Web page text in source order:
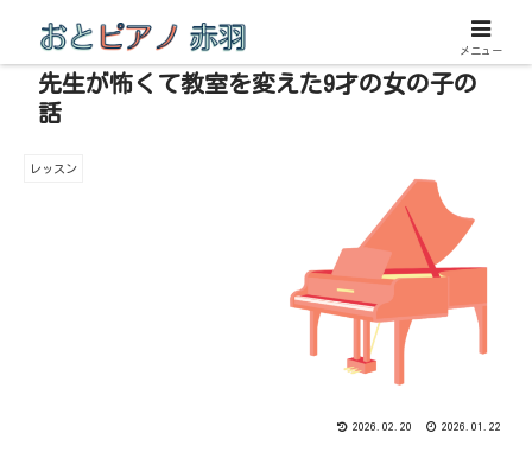
先生が怖くて教室を変えた9才の女の子の
話
レッスン
2026.02.20 2026.01.22
メニュー